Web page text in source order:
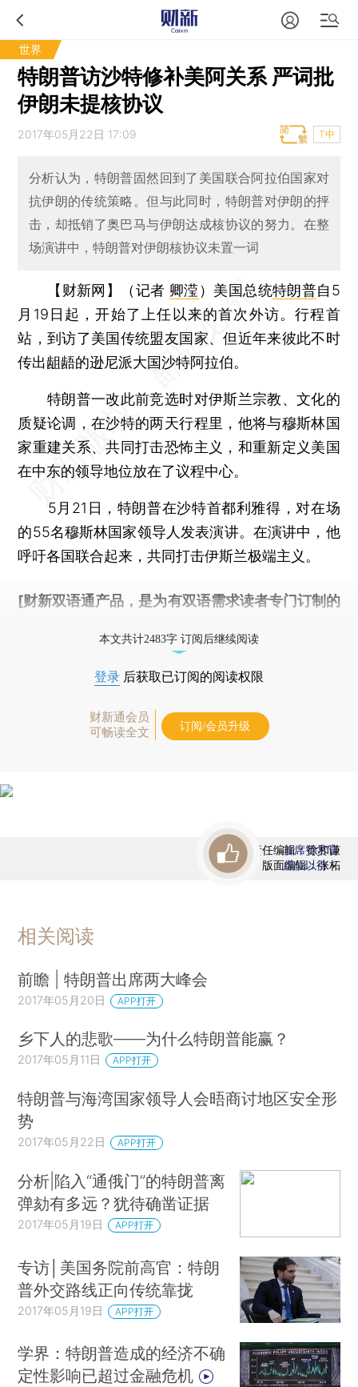
世界
特朗普访沙特修补美阿关系 严词批
伊朗未提核协议
2017年05月22日 17:09 T中
分析认为，特朗普固然回到了美国联合阿拉伯国家对
抗伊朗的传统策略。但与此同时，特朗普对伊朗的抨
击，却抵销了奥巴马与伊朗达成核协议的努力。在整
场演讲中，特朗普对伊朗核协议未置一词
【财新网】（记者 卿滢） 美国总统特朗普自5
月19日起，开始了上任以来的首次外访。行程首
站，到访了美国传统盟友国家、但近年来彼此不时
传出龃龉的逊尼派大国沙特阿拉伯。
特朗普一改此前竞选时对伊斯兰宗教、文化的
质疑论调，在沙特的两天行程里，他将与穆斯林国
家重建关系、共同打击恐怖主义，和重新定义美国
在中东的领导地位放在了议程中心。
5月21日，特朗普在沙特首都利雅得，对在场
的55名穆斯林国家领导人发表演讲。在演讲中，他
呼吁各国联合起来，共同打击伊斯兰极端主义。
[财新双语通产品，是为有双语需求读者专门订制的
本文共计2483字 订阅后继续阅读
登录 后获取已订阅的阅读权限
财新通会员
可畅读全文
订阅/会员升级
责任编辑：徐和谦
版面编辑：张柘
首席赞赏官
虚位以待
相关阅读
前瞻 | 特朗普出席两大峰会
2017年05月20日 APP打开
乡下人的悲歌——为什么特朗普能赢？
2017年05月11日 APP打开
特朗普与海湾国家领导人会晤商讨地区安全形
势
2017年05月22日 APP打开
分析|陷入“通俄门”的特朗普离
弹劾有多远？犹待确凿证据
2017年05月19日 APP打开
专访│美国务院前高官：特朗
普外交路线正向传统靠拢
2017年05月19日 APP打开
学界：特朗普造成的经济不确
定性影响已超过金融危机